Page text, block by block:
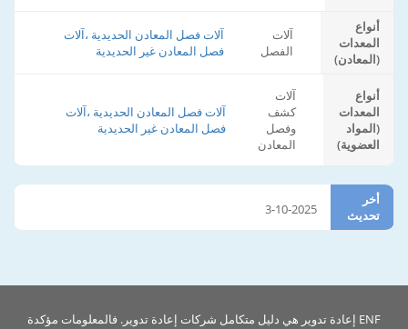
أنواع
المعدات
(المعادن)
آلات
الفصل
آلات فصل المعادن الحديدية ،آلات
فصل المعادن غير الحديدية
أنواع
المعدات
(المواد
العضوية)
آلات
كشف
وفصل
المعادن
آلات فصل المعادن الحديدية ،آلات
فصل المعادن غير الحديدية
أخر
تحديث
3-10-2025
ENF إعادة تدوير هي دليل متكامل شركات إعادة تدوير. فالمعلومات مؤكدة